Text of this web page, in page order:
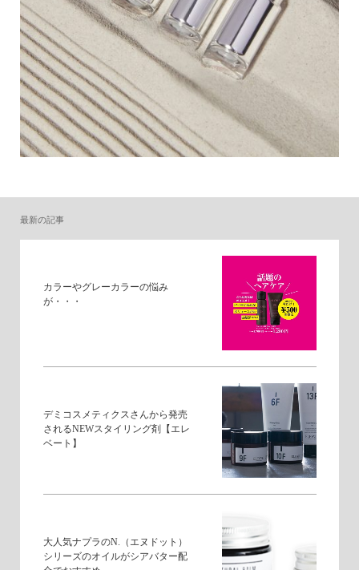
最新の記事
カラーやグレーカラーの悩み
が・・・
デミコスメティクスさんから発売
されるNEWスタイリング剤【エレ
ベート】
大人気ナプラのN.（エヌドット）
シリーズのオイルがシアバター配